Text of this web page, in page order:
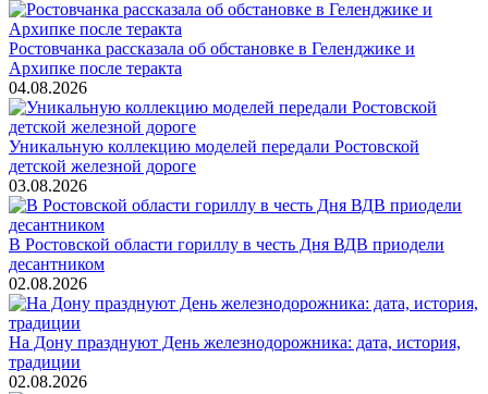
Ростовчанка рассказала об обстановке в Геленджике и
Архипке после теракта
04.08.2026
Уникальную коллекцию моделей передали Ростовской
детской железной дороге
03.08.2026
В Ростовской области гориллу в честь Дня ВДВ приодели
десантником
02.08.2026
На Дону празднуют День железнодорожника: дата, история,
традиции
02.08.2026